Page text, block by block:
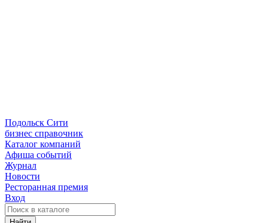
Подольск Сити
бизнес справочник
Каталог компаний
Афиша событий
Журнал
Новости
Ресторанная премия
Вход